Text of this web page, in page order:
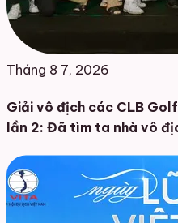
Tháng 8 7, 2026
Giải vô địch các CLB
lần 2: Đã tìm ta nhà vô